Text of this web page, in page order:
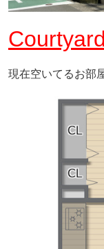
現在空いてるお部